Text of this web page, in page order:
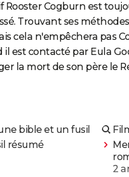
Rooster Cogburn est
Trouvant ses
cela n'empêchera pas
il est contacté par Eula
la mort de son père le
bible et un fusil
résumé
2